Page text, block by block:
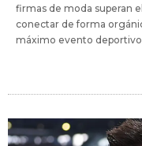
firmas de moda superan
conectar de forma
máximo evento